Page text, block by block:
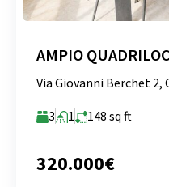
3 1 148 sq ft
320.000€